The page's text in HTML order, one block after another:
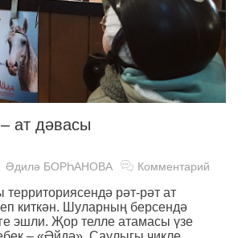
ат дәвасы
Әдилә БОРҺАНОВА Комментарий
рәт-рәт ат
киткән. Шуларның берсендә
эшли. Җор телле атамасы үзе